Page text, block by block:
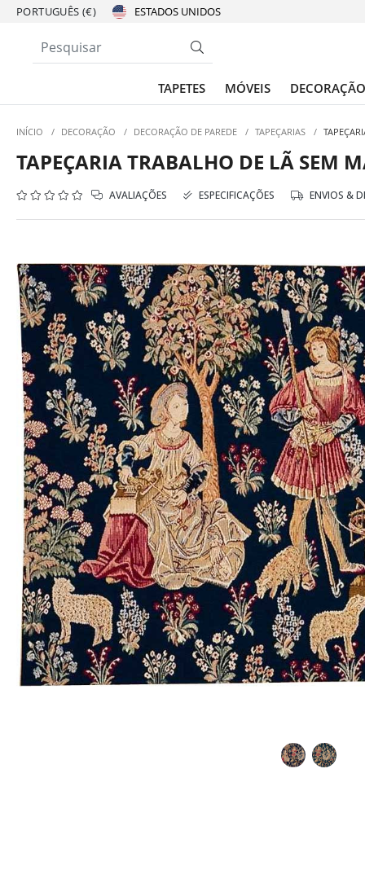
PORTUGUÊS (€)
TAPETES MÓVEIS DECORAÇÃO
INÍCIO / DECORAÇÃO / DECORAÇÃO DE PAREDE / TAPEÇARIAS /
TAPEÇARIA TRABALHO DE LÃ SEM
AVALIAÇÕES ESPECIFICAÇÕES ENVIOS &